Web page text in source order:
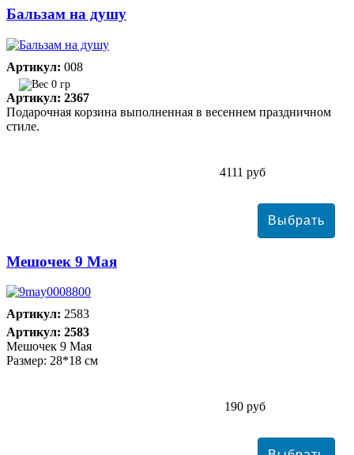
Бальзам на душу
Артикул: 008
0 гр
Артикул: 2367
Подарочная корзина выполненная в весеннем праздничном
стиле.
4111 руб
Мешочек 9 Мая
Артикул: 2583
Артикул: 2583
Мешочек 9 Мая
Размер: 28*18 см
190 руб